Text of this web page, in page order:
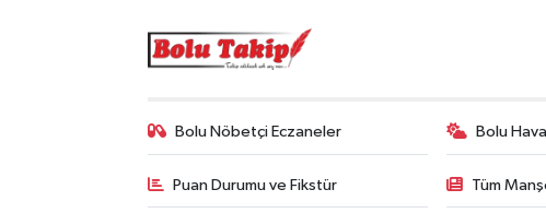
Bolu Nöbetçi Eczaneler Bolu
Puan Durumu ve Fikstür Tüm